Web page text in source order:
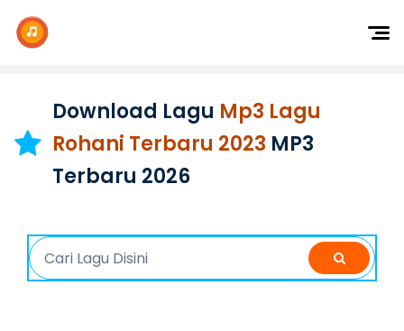
Dangdut
Indonesia
K-Pop
Download Lagu Mp3 Lagu
Rohani Terbaru 2023 MP3
Terbaru 2026